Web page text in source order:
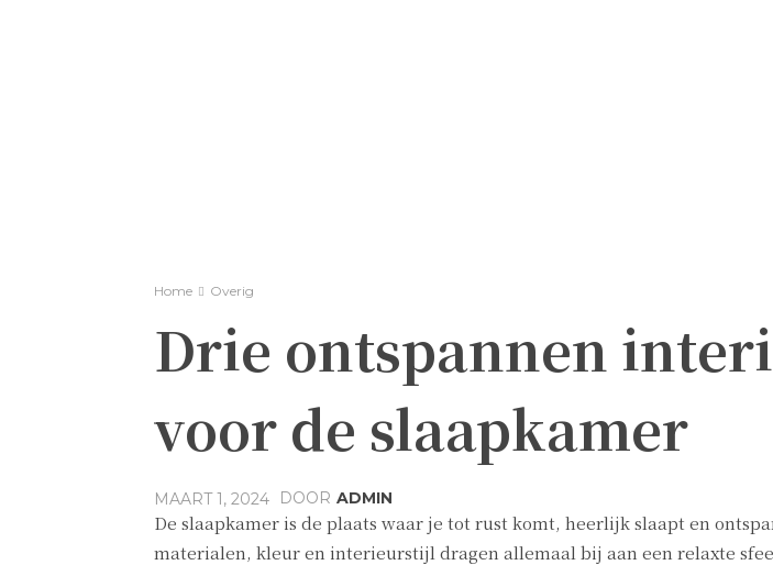
Home Overig
Drie ontspannen
voor de slaapkamer
MAART 1, 2024 DOOR ADMIN
De slaapkamer is de plaats waar je tot rust komt, heerlijk slaapt en
materialen, kleur en interieurstijl dragen allemaal bij aan een relaxte